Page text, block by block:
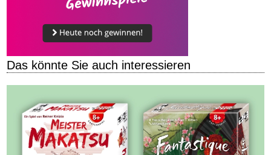
Das könnte Sie auch interessieren